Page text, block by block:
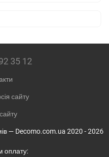
35 12
сайту
— Decomo.com.ua 2020 - 2026
оплату: